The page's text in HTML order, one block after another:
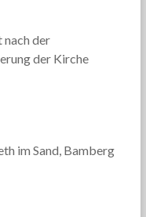
nach der
der Kirche
im Sand, Bamberg